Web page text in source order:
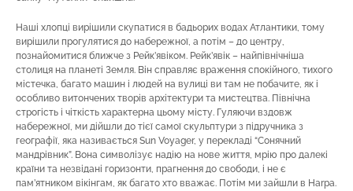
Наші хлопці вирішили скупатися в бадьорих водах Атлантики, тому
вирішили прогулятися до набережної, а потім – до центру,
познайомитися ближче з Рейк’явіком. Рейк’явік – найпівнічніша
столиця на планеті Земля. Він справляє враження спокійного, тихого
містечка, багато машин і людей на вулиці ви там не побачите, як і
особливо витончених творів архітектури та мистецтва. Північна
строгість і чіткість характерна цьому місту. Гуляючи вздовж
набережної, ми дійшли до тієї самої скульптури з підручника з
географії, яка називається Sun Voyager, у перекладі “Сонячний
мандрівник”. Вона символізує надію на нове життя, мрію про далекі
країни та незвідані горизонти, прагнення до свободи, і не є
пам’ятником вікінгам, як багато хто вважає. Потім ми зайшли в Harpa.